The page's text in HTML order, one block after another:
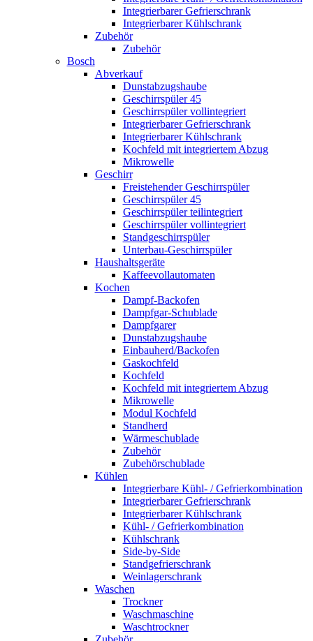
Integrierbarer Gefrierschrank
Integrierbarer Kühlschrank
Zubehör
Zubehör
Bosch
Abverkauf
Dunstabzugshaube
Geschirrspüler 45
Geschirrspüler vollintegriert
Integrierbarer Gefrierschrank
Integrierbarer Kühlschrank
Kochfeld mit integriertem Abzug
Mikrowelle
Geschirr
Freistehender Geschirrspüler
Geschirrspüler 45
Geschirrspüler teilintegriert
Geschirrspüler vollintegriert
Standgeschirrspüler
Unterbau-Geschirrspüler
Haushaltsgeräte
Kaffeevollautomaten
Kochen
Dampf-Backofen
Dampfgar-Schublade
Dampfgarer
Dunstabzugshaube
Einbauherd/Backofen
Gaskochfeld
Kochfeld
Kochfeld mit integriertem Abzug
Mikrowelle
Modul Kochfeld
Standherd
Wärmeschublade
Zubehör
Zubehörschublade
Kühlen
Integrierbare Kühl- / Gefrierkombination
Integrierbarer Gefrierschrank
Integrierbarer Kühlschrank
Kühl- / Gefrierkombination
Kühlschrank
Side-by-Side
Standgefrierschrank
Weinlagerschrank
Waschen
Trockner
Waschmaschine
Waschtrockner